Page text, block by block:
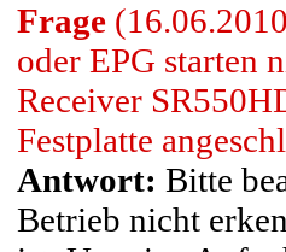
Frage
oder EPG starten
Receiver
Festplatte
Antwort: Bitte
Betrieb nicht